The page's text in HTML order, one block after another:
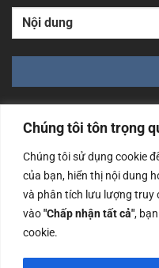
Chúng tôi tôn trọng
Chúng tôi sử dụng cookie
của bạn, hiển thị nội dung
và phân tích lưu lượng truy
vào"Chấp nhận tất cả",
cookie.
Công ty TNHH Nam Bình
cấp ngày 14/06/2019
Nội
Copyrights @2023 Nam